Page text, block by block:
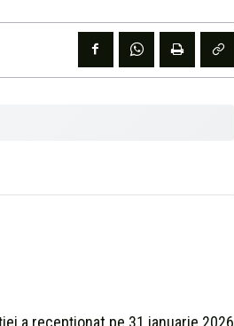
a recepționat pe 31 ianuarie 2026